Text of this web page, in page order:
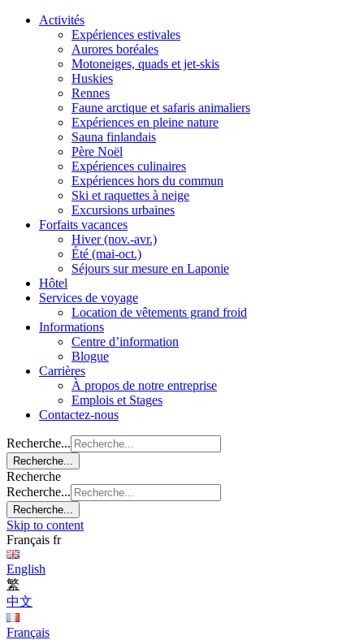
Activités
Expériences estivales
Aurores boréales
Motoneiges, quads et jet-skis
Huskies
Rennes
Faune arctique et safaris animaliers
Expériences en pleine nature
Sauna finlandais
Père Noël
Expériences culinaires
Expériences hors du commun
Ski et raquettes à neige
Excursions urbaines
Forfaits vacances
Hiver (nov.-avr.)
Été (mai-oct.)
Séjours sur mesure en Laponie
Hôtel
Services de voyage
Location de vêtements grand froid
Informations
Centre d’information
Blogue
Carrières
À propos de notre entreprise
Emplois et Stages
Contactez-nous
Recherche...
Recherche...
Recherche
Recherche...
Recherche...
Skip to content
Français fr
English
繁
中文
Français